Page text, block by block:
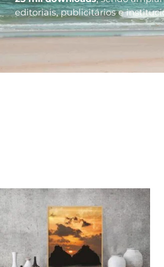
editoriais, publicitários e